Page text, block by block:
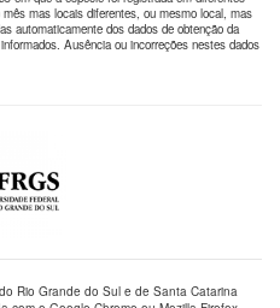
mas locais diferentes, ou mesmo local, mas
automaticamente dos dados de obtenção da
Ausência ou incorreções nestes dados
Rio Grande do Sul e de Santa Catarina